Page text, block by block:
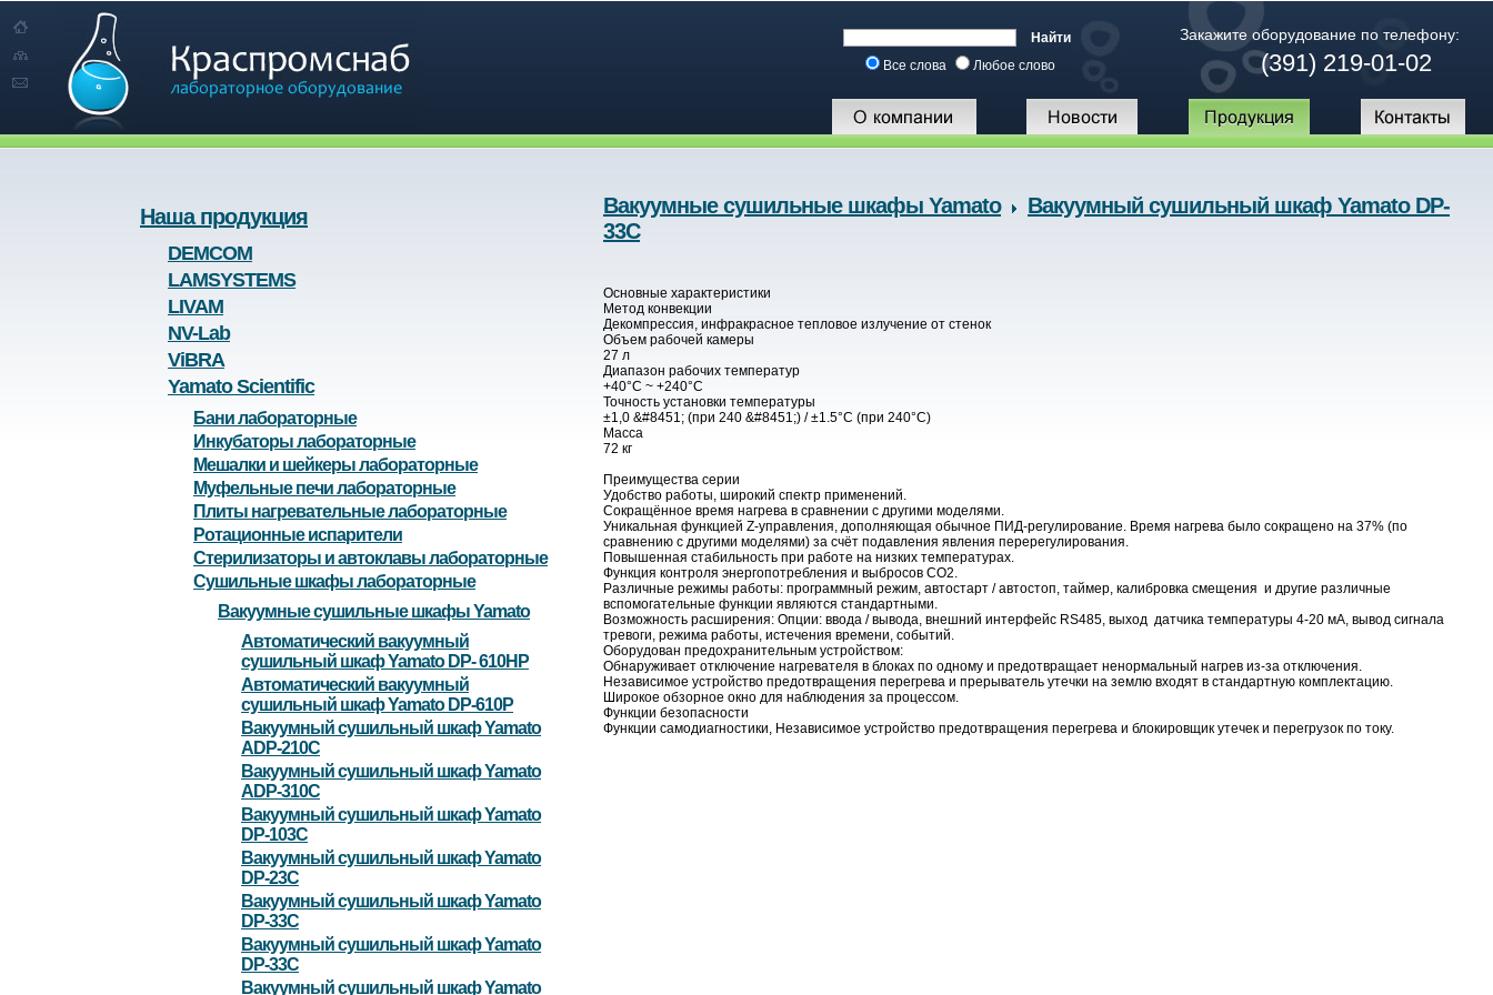
Все слова Любое слово
Закажите оборудование по телефону:
(391) 219-01-02
Наша продукция
DEMCOM
LAMSYSTEMS
LIVAM
NV-Lab
ViBRA
Yamato Scientific
Бани лабораторные
Инкубаторы лабораторные
Мешалки и шейкеры лабораторные
Муфельные печи лабораторные
Плиты нагревательные лабораторные
Ротационные испарители
Стерилизаторы и автоклавы лабораторные
Сушильные шкафы лабораторные
Вакуумные сушильные шкафы Yamato
Автоматический вакуумный
сушильный шкаф Yamato DP- 610HP
Автоматический вакуумный
сушильный шкаф Yamato DP-610P
Вакуумный сушильный шкаф Yamato
ADP-210C
Вакуумный сушильный шкаф Yamato
ADP-310C
Вакуумный сушильный шкаф Yamato
DP-103C
Вакуумный сушильный шкаф Yamato
DP-23С
Вакуумный сушильный шкаф Yamato
DP-33С
Вакуумный сушильный шкаф Yamato
DP-33С
Вакуумный сушильный шкаф Yamato
Вакуумные сушильные шкафы Yamato
Вакуумный сушильный шкаф Yamato DP-
33С
Основные характеристики
Метод конвекции
Декомпрессия, инфракрасное тепловое излучение от стенок
Объем рабочей камеры
27 л
Диапазон рабочих температур
+40°С ~ +240°С
Точность установки температуры
±1,0 &#8451; (при 240 &#8451;) / ±1.5°C (при 240°C)
Масса
72 кг
Преимущества серии
Удобство работы, широкий спектр применений.
Сокращённое время нагрева в сравнении с другими моделями.
Уникальная функцией Z-управления, дополняющая обычное ПИД-регулирование. Время нагрева было сокращено на 37% (по
сравнению с другими моделями) за счёт подавления явления перерегулирования.
Повышенная стабильность при работе на низких температурах.
Функция контроля энергопотребления и выбросов CO2.
Различные режимы работы: программный режим, автостарт / автостоп, таймер, калибровка смещения и другие различные
вспомогательные функции являются стандартными.
Возможность расширения: Опции: ввода / вывода, внешний интерфейс RS485, выход датчика температуры 4-20 мА, вывод сигнала
тревоги, режима работы, истечения времени, событий.
Оборудован предохранительным устройством:
Обнаруживает отключение нагревателя в блоках по одному и предотвращает ненормальный нагрев из-за отключения.
Независимое устройство предотвращения перегрева и прерыватель утечки на землю входят в стандартную комплектацию.
Широкое обзорное окно для наблюдения за процессом.
Функции безопасности
Функции самодиагностики, Независимое устройство предотвращения перегрева и блокировщик утечек и перегрузок по току.